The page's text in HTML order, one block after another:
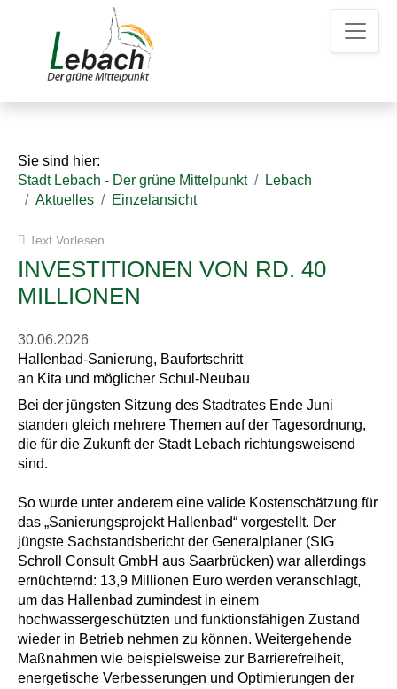
u
h
K
Sie sind hier:
Stadt Lebach - Der grüne Mittelpunkt
Lebach
Aktuelles
Einzelansicht
Text Vorlesen
INVESTITIONEN VON RD. 40
MILLIONEN
30.06.2026
Hallenbad-Sanierung, Baufortschritt
an Kita und möglicher Schul-Neubau
Bei der jüngsten Sitzung des Stadtrates Ende Juni
standen gleich mehrere Themen auf der Tagesordnung,
die für die Zukunft der Stadt Lebach richtungsweisend
sind.
So wurde unter anderem eine valide Kostenschätzung für
das „Sanierungsprojekt Hallenbad“ vorgestellt. Der
jüngste Sachstandsbericht der Generalplaner (SIG
Schroll Consult GmbH aus Saarbrücken) war allerdings
ernüchternd: 13,9 Millionen Euro werden veranschlagt,
um das Hallenbad zumindest in einem
hochwassergeschützten und funktionsfähigen Zustand
wieder in Betrieb nehmen zu können. Weitergehende
Maßnahmen wie beispielsweise zur Barrierefreiheit,
energetische Verbesserungen und Optimierungen der